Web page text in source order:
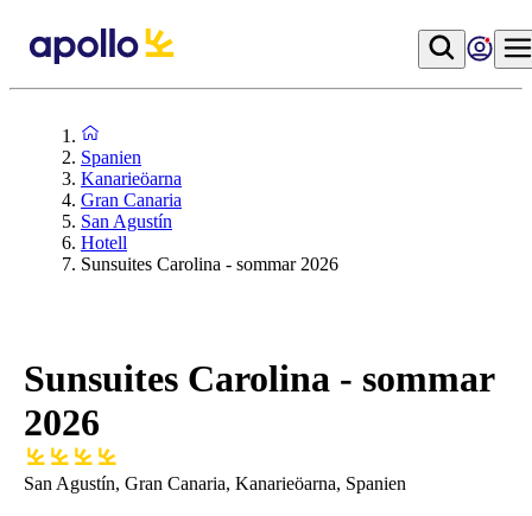
Spanien
Kanarieöarna
Gran Canaria
San Agustín
Hotell
Sunsuites Carolina - sommar 2026
Sunsuites Carolina - sommar
2026
San Agustín, Gran Canaria, Kanarieöarna, Spanien